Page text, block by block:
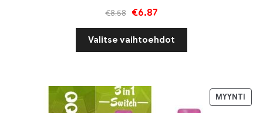
€8.58 €6.87
Valitse vaihtoehdot
MYYNTI